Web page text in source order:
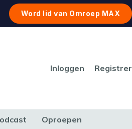
Word lid van Omroep MAX
Inloggen
Oproepen